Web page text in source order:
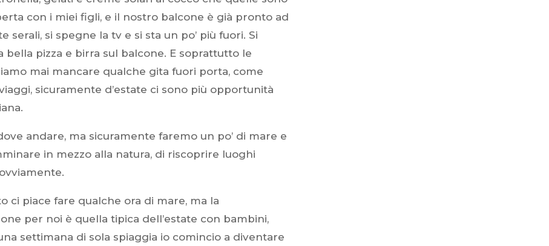
con i miei figli, e il nostro balcone è già pronto ad
si spegne la tv e si sta un po’ più fuori. Si
pizza e birra sul balcone. E soprattutto le
mai mancare qualche gita fuori porta, come
sicuramente d’estate ci sono più opportunità
andare, ma sicuramente faremo un po’ di mare e
in mezzo alla natura, di riscoprire luoghi
ci piace fare qualche ora di mare, ma la
per noi è quella tipica dell’estate con bambini,
settimana di sola spiaggia io comincio a diventare